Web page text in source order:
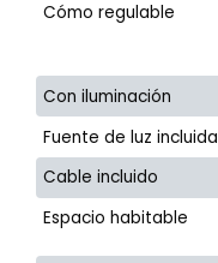
Cómo regulable
Con iluminación
Fuente de luz incluida
Cable incluido
Espacio habitable